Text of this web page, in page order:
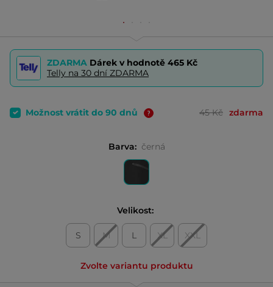
ZDARMA Dárek v hodnotě 465 Kč
Telly na 30 dní ZDARMA
Možnost vrátit do 90 dnů 45 Kč zdarma
Barva: černá
Velikost:
S M L XL XXL
Zvolte variantu produktu